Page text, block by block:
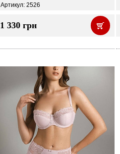
Артикул: 2526
1 330 грн